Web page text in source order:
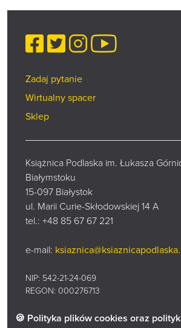
🍪 Polityka plików cookies oraz
Facebook
TwitterInstagram
YouTube
Zadaj pytanie
Wirtualny spacer
Sklep
Książnica Podlaska im. Łukasza
Białymstoku
15-097 Białystok
ul. Marii Curie-Skłodowskiej 14 A
tel.: +48 85 67 67 221
e-mail:
NIP: 542-21-24-069
REGON: 000276713
Kontakt